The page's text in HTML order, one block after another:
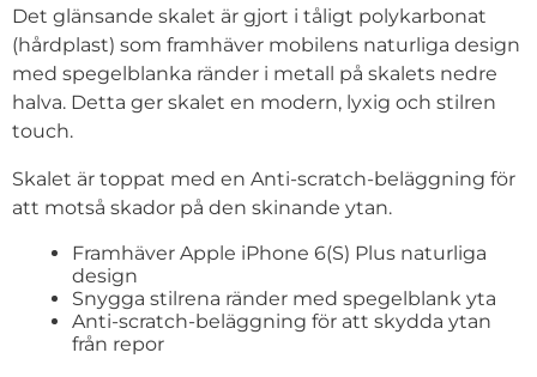
Det glänsande skalet är gjort i tåligt polykarbonat
(hårdplast) som framhäver mobilens naturliga design
med spegelblanka ränder i metall på skalets nedre
halva. Detta ger skalet en modern, lyxig och stilren
touch.
Skalet är toppat med en Anti-scratch-beläggning för
att motså skador på den skinande ytan.
Framhäver Apple iPhone 6(S) Plus naturliga
design
Snygga stilrena ränder med spegelblank yta
Anti-scratch-beläggning för att skydda ytan
från repor